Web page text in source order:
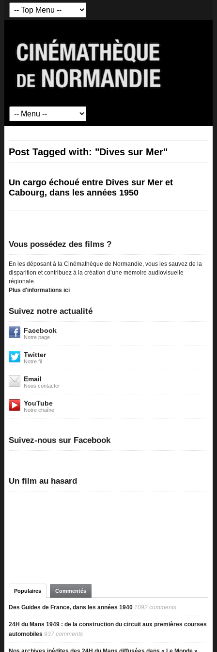
Post Tagged with: "Dives sur Mer"
Un cargo échoué entre Dives sur Mer et
Cabourg, dans les années 1950
Vous possédez des films ?
En les déposant à la Cinémathèque de Normandie, vous les sauvez de la
disparition et contribuez à la création d’une mémoire audiovisuelle
régionale.
Plus d'informations ici
Suivez notre actualité
Facebook
Notre page
Twitter
Notre fil
Email
Nous contacter
YouTube
Notre chaîne
Suivez-nous sur Facebook
Un film au hasard
Populaires Commentés
Des Guides de France, dans les années 1940 1092 comments
24H du Mans 1949 : de la construction du circuit aux premières courses
automobiles 937 comments